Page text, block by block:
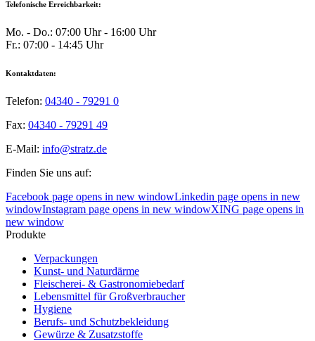
Telefonische Erreichbarkeit:
Mo. - Do.: 07:00 Uhr - 16:00 Uhr
Fr.: 07:00 - 14:45 Uhr
Kontaktdaten:
Telefon: 04340 - 79291 0
Fax: 04340 - 79291 49
E-Mail: info@stratz.de
Finden Sie uns auf:
Facebook page opens in new windowLinkedin page opens in new
windowInstagram page opens in new windowXING page opens in
new window
Produkte
Verpackungen
Kunst- und Naturdärme
Fleischerei- & Gastronomiebedarf
Lebensmittel für Großverbraucher
Hygiene
Berufs- und Schutzbekleidung
Gewürze & Zusatzstoffe